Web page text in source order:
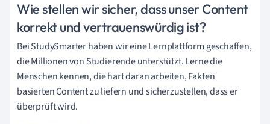
Wie stellen wir sicher, dass unser Content
korrekt und vertrauenswürdig ist?
Bei StudySmarter haben wir eine Lernplattform geschaffen,
die Millionen von Studierende unterstützt. Lerne die
Menschen kennen, die hart daran arbeiten, Fakten
basierten Content zu liefern und sicherzustellen, dass er
überprüft wird.